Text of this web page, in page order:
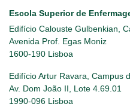
Escola Superior de
Edifício Calouste Gulbenkian,
Avenida Prof. Egas Moniz
1600-190 Lisboa
Edifício Artur Ravara, Campus
Av. Dom João II, Lote 4.69.01
1990-096 Lisboa